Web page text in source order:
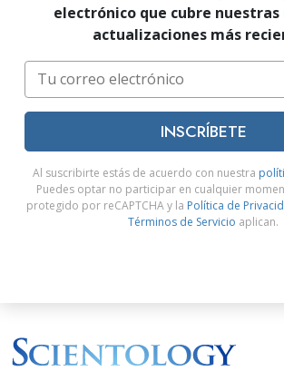
electrónico que cubre
actualizaciones más
INSCRÍBETE
Al suscribirte estás de acuerdo con nuestra
Puedes optar no participar en cualquier
protegido por reCAPTCHA y la Política de
Términos de Servicio aplican.